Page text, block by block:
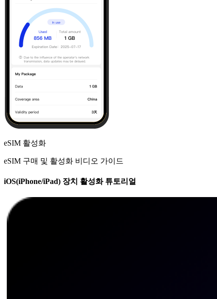
eSIM 활성화
eSIM 구매 및 활성화 비디오 가이드
iOS(iPhone/iPad) 장치 활성화 튜토리얼